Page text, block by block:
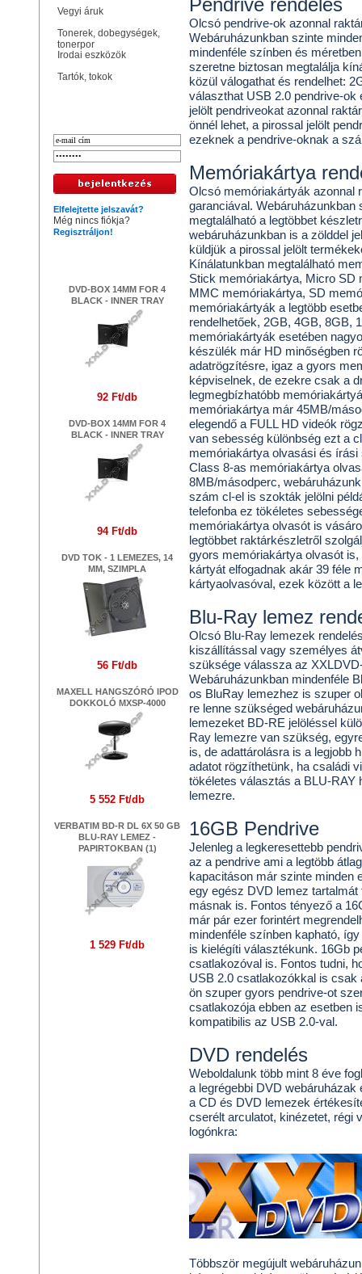
Vegyi áruk
Tonerek, dobegységek,
tonerpor
Irodai eszközök
Tartók, tokok
Elfelejtette jelszavát?
Még nincs fiókja?
Regisztráljon!
DVD-BOX 14MM FOR 4
BLACK - INNER TRAY
92 Ft/db
DVD-BOX 14MM FOR 4
BLACK - INNER TRAY
94 Ft/db
DVD TOK - 1 LEMEZES, 14
MM, SZIMPLA
56 Ft/db
MAXELL HANGSZÓRÓ IPOD
DOKKOLÓ MXSP-4000
5 552 Ft/db
VERBATIM BD-R DL 6X 50 GB
BLU-RAY LEMEZ -
PAPIRTOKBAN (1)
1 529 Ft/db
Pendrive rendelés
Olcsó pendrive-ok azonnal
Webáruházunkban szinte
mindenféle színben és
szeretne biztosan megtalálja
közül válogathat és rendelhet:
választhat USB 2.0 pendrive-ok
jelölt pendriveokat azonnal
önnél lehet, a pirossal jelölt
ezeknek a pendrive-oknak a
Memóriakártya
Olcsó memóriakártyák azonnal
garanciával.
megtalálható a legtöbbet
webáruházunkban is a zölddel
küldjük a pirossal jelölt
Kínálatunkban megtalálható
Stick memóriakártya, Micro SD
MMC memóriakártya, SD
memóriakártyák a legtöbb
rendelhetőek, 2GB, 4GB, 8GB,
memóriakártyák esetében
készülék már HD minőségben
adatrögzítésre, igaz a gyors
képviselnek, de ezekre csak a
legmegbízhatóbb
memóriakártya már 45MB/
elegendő a FULL HD videók
van sebesség különbség ezt a
memóriakártya olvasási és
Class 8-as memóriakártya
8MB/másodperc,
szám cl-el is szokták jelölni
telefonba ez tökéletes
memóriakártya olvasót is
legtöbbet raktárkészletről
gyors memóriakártya olvasót
kártyát elfogadnak akár 39 féle
kártyaolvasóval, ezek között a
Blu-Ray lemez
Olcsó Blu-Ray lemezek
kiszállítással vagy személyes
szüksége válassza az
Webáruházunkban mindenféle
os BluRay lemezhez is szuper
re lenne szükséged
lemezeket BD-RE jelöléssel
Ray lemezre van szükség,
is, de adattárolásra is a legjobb
adatot rögzíthetünk, ha családi
tökéletes választás a BLU-RAY
lemezre.
16GB Pendrive
Jelenleg a legkeresettebb
az a pendrive ami a legtöbb
kapacitáson már szinte minden
egy egész DVD lemez
másnak is. Fontos tényező a
már pár ezer forintért
mindenféle színben kapható,
is kielégíti választékunk. 16Gb
csatlakozóval is. Fontos tudni,
USB 2.0 csatlakozókkal is
ön szuper gyors pendrive-ot
csatlakozója ebben az esetben
kompatibilis az USB 2.0-val.
DVD rendelés
Weboldalunk több mint 8 éve
a legrégebbi DVD
a CD és DVD lemezek
cserélt arculatot, kinézetet, régi
logónkra:
Többször megújult